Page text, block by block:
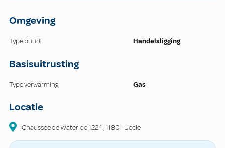
Omgeving
Type buurt Handelsligging
Basisuitrusting
Type verwarming Gas
Locatie
Chaussee de Waterloo1224,1180-Uccle